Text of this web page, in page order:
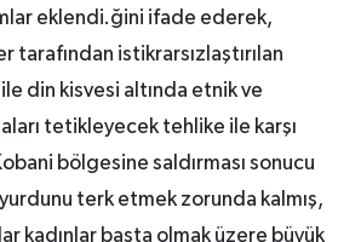
eklendi.ğini ifade ederek,
tarafından istikrarsızlaştırılan
din kisvesi altında etnik ve
tetikleyecek tehlike ile karşı
bölgesine saldırması sonucu
terk etmek zorunda kalmış,
kadınlar başta olmak üzere büyük